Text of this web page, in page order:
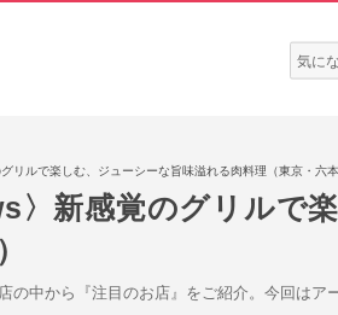
検
索:
リルで楽しむ、ジューシーな旨味溢れる肉料理（東京・六本
〉新感覚のグリルで
の中から『注目のお店』をご紹介。今回は